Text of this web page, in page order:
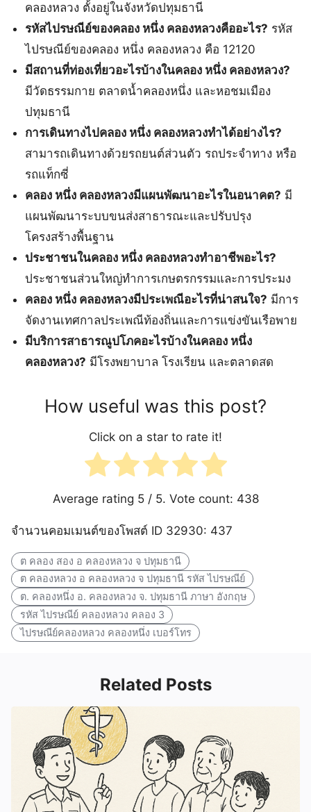
คลองหลวง ตั้งอยู่ในจังหวัดปทุมธานี
รหัสไปรษณีย์ของคลอง หนึ่ง คลองหลวงคืออะไร? รหัส
ไปรษณีย์ของคลอง หนึ่ง คลองหลวง คือ 12120
มีสถานที่ท่องเที่ยวอะไรบ้างในคลอง หนึ่ง คลองหลวง?
มีวัดธรรมกาย ตลาดน้ำคลองหนึ่ง และหอชมเมือง
ปทุมธานี
การเดินทางไปคลอง หนึ่ง คลองหลวงทำได้อย่างไร?
สามารถเดินทางด้วยรถยนต์ส่วนตัว รถประจำทาง หรือ
รถแท็กซี่
คลอง หนึ่ง คลองหลวงมีแผนพัฒนาอะไรในอนาคต? มี
แผนพัฒนาระบบขนส่งสาธารณะและปรับปรุง
โครงสร้างพื้นฐาน
ประชาชนในคลอง หนึ่ง คลองหลวงทำอาชีพอะไร?
ประชาชนส่วนใหญ่ทำการเกษตรกรรมและการประมง
คลอง หนึ่ง คลองหลวงมีประเพณีอะไรที่น่าสนใจ? มีการ
จัดงานเทศกาลประเพณีท้องถิ่นและการแข่งขันเรือพาย
มีบริการสาธารณูปโภคอะไรบ้างในคลอง หนึ่ง
คลองหลวง? มีโรงพยาบาล โรงเรียน และตลาดสด
How useful was this post?
Click on a star to rate it!
Average rating 5/ 5. Vote count: 438
จำนวนคอมเมนต์ของโพสต์ ID 32930: 437
ต คลอง สอง อ คลองหลวง จ ปทุมธานี
ต คลองหลวง อ คลองหลวง จ ปทุมธานี รหัส ไปรษณีย์
ต. คลองหนึ่ง อ. คลองหลวง จ. ปทุมธานี ภาษา อังกฤษ
รหัส ไปรษณีย์ คลองหลวง คลอง 3
ไปรษณีย์คลองหลวง คลองหนึ่ง เบอร์โทร
Related Posts